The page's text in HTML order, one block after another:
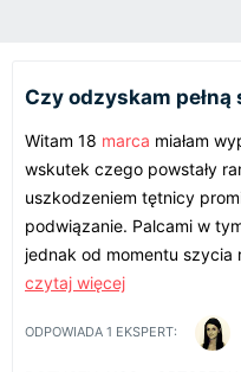
Czy odzyskam pełną
Witam 18 marca miałam
wskutek czego powstały
uszkodzeniem tętnicy
podwiązanie. Palcami w
jednak od momentu szycia
czytaj więcej
ODPOWIADA 1 EKSPERT: